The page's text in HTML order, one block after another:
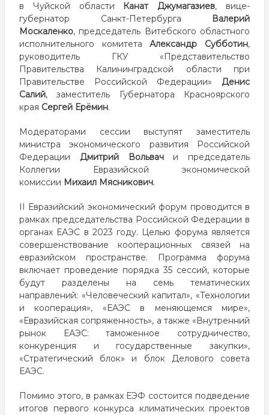
в Чуйской области Канат Джумагазиев, вице-
губернатор Санкт-Петербурга
Валерий
Москаленко, председатель Витебского областного
исполнительного комитетаАлександр Субботин,
руководитель ГКУ «Представительство
Правительства Калининградской области при
Правительстве Российской Федерации» Денис
Салий, заместитель Губернатора Красноярского
края Сергей Ерёмин.
Модераторами сессии выступят заместитель
министра экономического развития Российской
Федерации Дмитрий Вольвачи председатель
Коллегии Евразийской экономической
комиссии Михаил Мясникович.
II Евразийский экономический форум проводится в
рамках председательства Российской Федерации в
органах ЕАЭС в 2023 году. Целью форума является
совершенствование кооперационных связей на
евразийском пространстве. Программа форума
включает проведение порядка 35 сессий, которые
будут разделены на семь тематических
направлений: «Человеческий капитал», «Технологии
и кооперация», «ЕАЭС в меняющемся мире»,
«Евразийская сопряженность», а также «Внутренний
рынок ЕАЭС: таможенное сотрудничество,
конкуренция и государственные закупки»,
«Стратегический блок» и блок Делового совета
ЕАЭС.
Помимо этого, в рамках ЕЭФ состоится подведение
итогов первого конкурса климатических проектов